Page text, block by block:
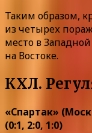
Таким образом,
из четырех
место в
на Востоке.
КХЛ.
«Спартак»
(0:1, 2:0, 1:0)